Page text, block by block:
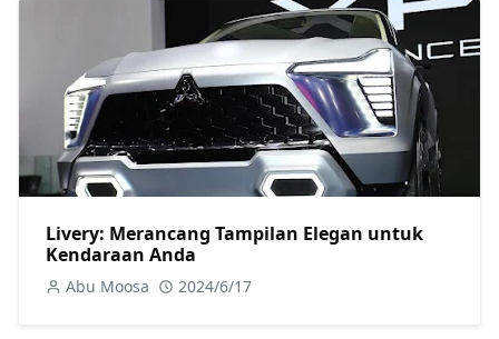
Livery: Merancang Tampilan Elegan untuk
Kendaraan Anda
Abu Moosa 2024/6/17